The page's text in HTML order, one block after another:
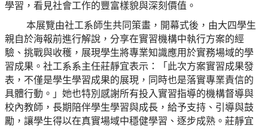
學習，看見社會工作的豐富樣貌與深刻價值。
本展覽由社工系師生共同策畫，開幕式後，由大四學生
親自於海報前進行解說，分享在實習機構中執行方案的經
驗、挑戰與收穫，展現學生將專業知識應用於實務場域的學
習成果。社工系系主任莊靜宜表示：「此次方案實習成果發
表，不僅是學生學習成果的展現，同時也是落實專業責信的
具體行動。」她也特別感謝所有投入實習指導的機構督導與
校內教師，長期陪伴學生學習與成長，給予支持、引導與鼓
勵，讓學生得以在真實場域中穩健學習、逐步成熟。莊靜宜